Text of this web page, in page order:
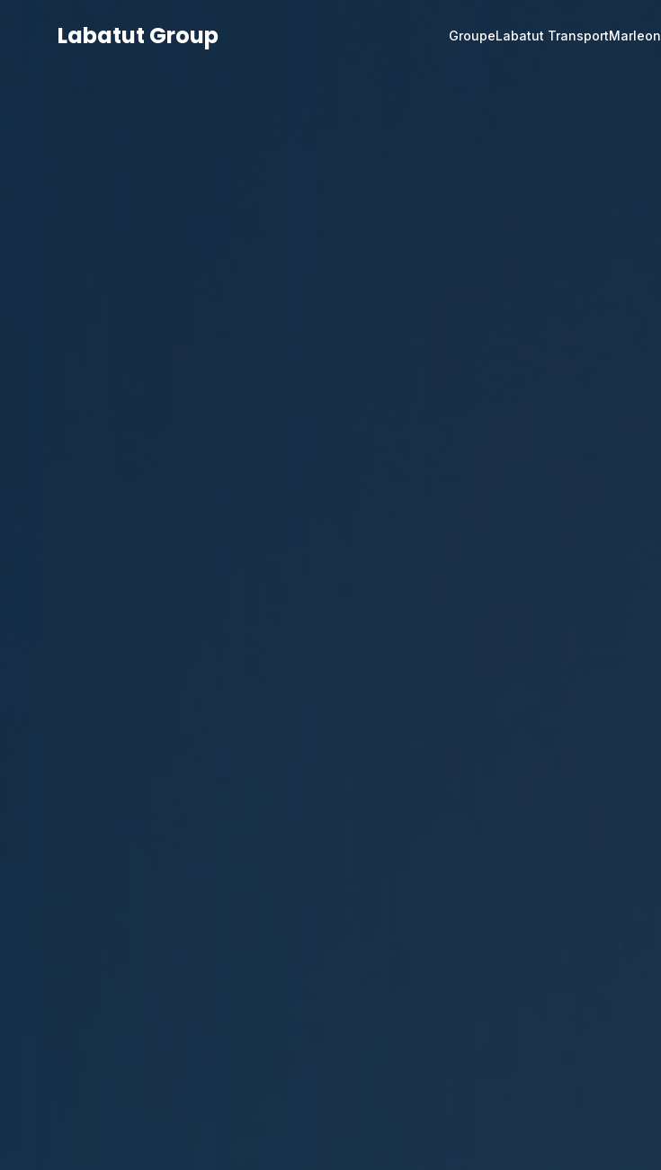
Labatut Group GroupeLabatut TransportMarleon